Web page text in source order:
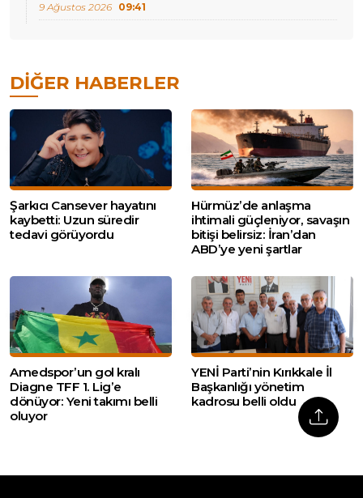
9 Ağustos 2026 09:41
DIĞER HABERLER
Şarkıcı Cansever hayatını
kaybetti: Uzun süredir
tedavi görüyordu
Hürmüz’de anlaşma
ihtimali güçleniyor, savaşın
bitişi belirsiz: İran’dan
ABD’ye yeni şartlar
Amedspor’un gol kralı
Diagne TFF 1. Lig’e
dönüyor: Yeni takımı belli
oluyor
YENİ Parti’nin Kırıkkale İl
Başkanlığı yönetim
kadrosu belli oldu